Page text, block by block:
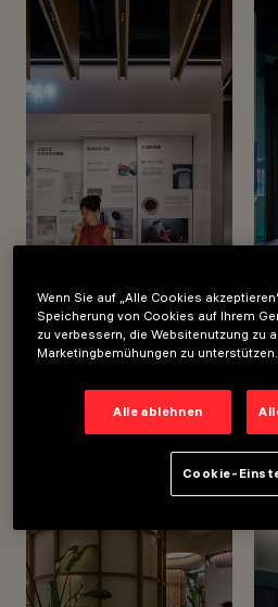
STANDORT
SHANGHAI, CHINA
2022
Wenn Sie auf „Alle Cookies
Speicherung von Cookies auf Ihrem
zu verbessern, die Websitenutzung zu
Marketingbemühungen zu unterstützen.
Alle ablehnen
Cookie-